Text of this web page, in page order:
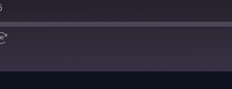
Fast
seconds